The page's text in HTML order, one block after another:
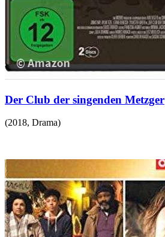
Der Club der singenden Metzger
(2018, Drama)